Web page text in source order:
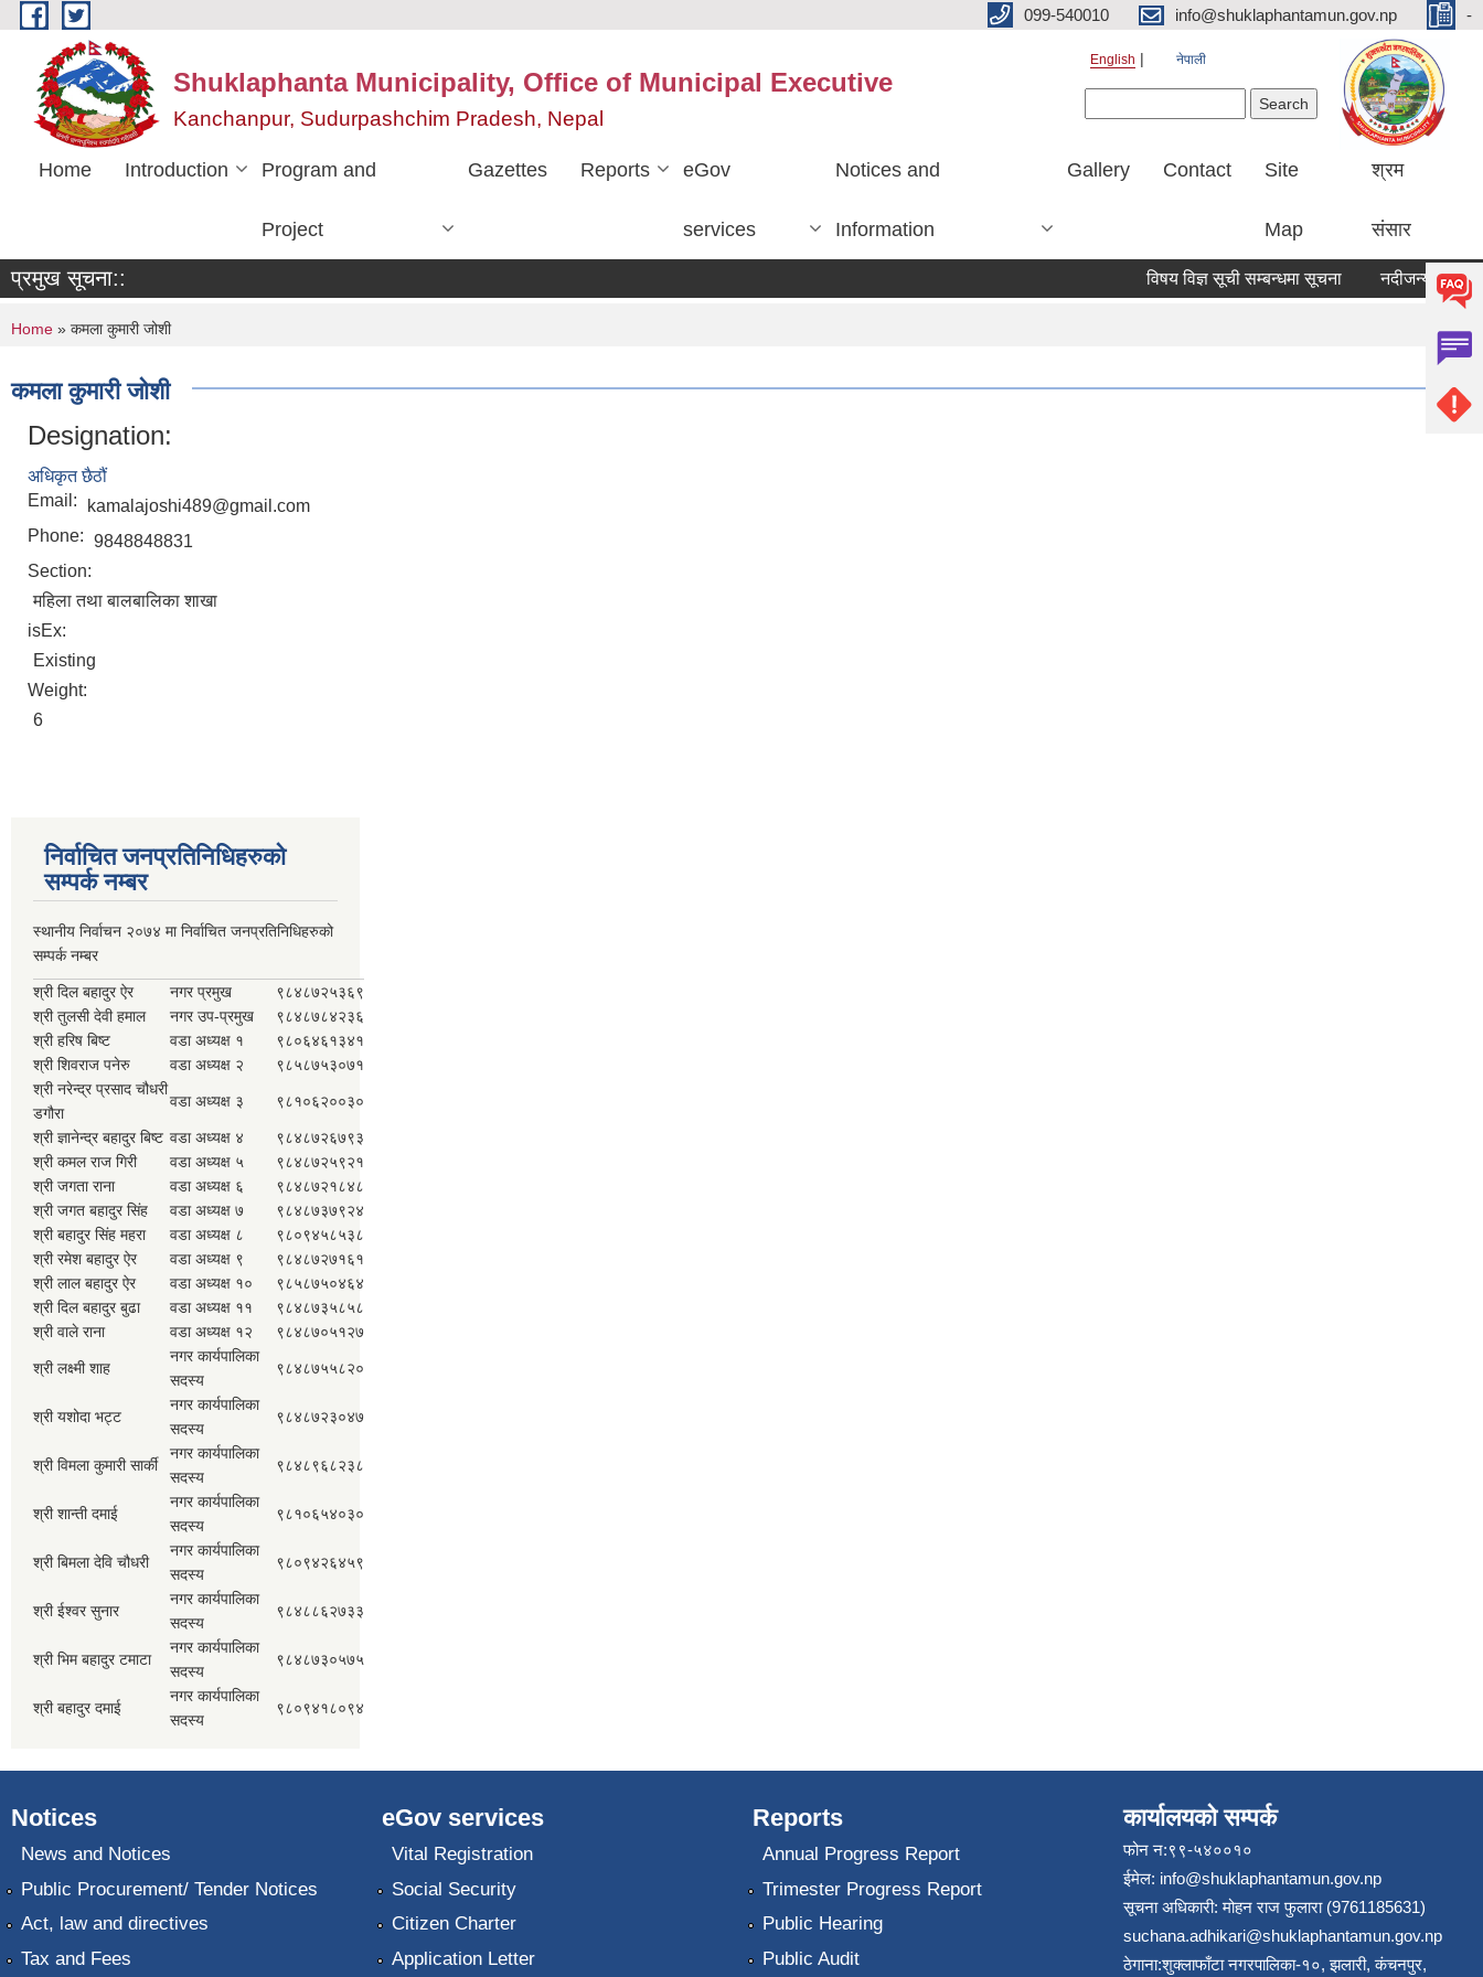
Skip to main content 099-540010 info@shuklaphantamun.gov.np -
Shuklaphanta Municipality, Office of Municipal Executive
Kanchanpur, Sudurpashchim Pradesh, Nepal
English नेपाली
Home Introduction Program and
Project
Gazettes Reports eGov
services
Notices and
Information
Gallery Contact Site
Map
श्रम
संसार
प्रमुख सूचना:: विषय विज्ञ सूची सम्बन्धमा सूचना नदीजन्य पदार्थ
You are here
Home » कमला कुमारी जोशी
कमला कुमारी जोशी
Designation:
अधिकृत छैठौं
Email:
kamalajoshi489@gmail.com
Phone: 9848848831
Section:
महिला तथा बालबालिका शाखा
isEx:
Existing
Weight:
6
निर्वाचित जनप्रतिनिधिहरुको
सम्पर्क नम्बर
स्थानीय निर्वाचन २०७४ मा निर्वाचित जनप्रतिनिधिहरुको
सम्पर्क नम्बर
श्री दिल बहादुर ऐर नगर प्रमुख
९८४८७२५३६९
श्री तुलसी देवी हमाल
नगर उप-प्रमुख
९८४८७८४२३६
श्री हरिष बिष्ट
वडा अध्यक्ष १
९८०६४६१३४१
श्री शिवराज पनेरु
वडा अध्यक्ष २
९८५८७५३०७१
श्री नरेन्द्र प्रसाद चौधरी
डगौरा
वडा अध्यक्ष ३ ९८१०६२००३०
श्री ज्ञानेन्द्र बहादुर बिष्ट वडा अध्यक्ष ४
९८४८७२६७९३
श्री कमल राज गिरी
वडा अध्यक्ष ५
९८४८७२५९२१
श्री जगता राना
वडा अध्यक्ष ६
९८४८७२१८४८
श्री जगत बहादुर सिंह
वडा अध्यक्ष ७
९८४८७३७९२४
श्री बहादुर सिंह महरा
वडा अध्यक्ष ८
९८०९४५८५३८
श्री रमेश बहादुर ऐर
वडा अध्यक्ष ९
९८४८७२७१६१
श्री लाल बहादुर ऐर
वडा अध्यक्ष १०
९८५८७५०४६४
श्री दिल बहादुर बुढा
वडा अध्यक्ष ११
९८४८७३५८५८
श्री वाले राना
वडा अध्यक्ष १२ ९८४८७०५१२७
श्री लक्ष्मी शाह
नगर कार्यपालिका
सदस्य
९८४८७५५८२०
श्री यशोदा भट्ट
नगर कार्यपालिका
सदस्य
९८४८७२३०४७
श्री विमला कुमारी सार्की
नगर कार्यपालिका
सदस्य
९८४८९६८२३८
श्री शान्ती दमाई
नगर कार्यपालिका
सदस्य
९८१०६५४०३०
श्री बिमला देवि चौधरी
नगर कार्यपालिका
सदस्य
९८०९४२६४५९
श्री ईश्वर सुनार
नगर कार्यपालिका
सदस्य
९८४८८६२७३३
श्री भिम बहादुर टमाटा
नगर कार्यपालिका
सदस्य
९८४८७३०५७५
श्री बहादुर दमाई
नगर कार्यपालिका
सदस्य
९८०९४१८०९४
Notices
News and Notices
Public Procurement/ Tender Notices
Act, law and directives
Tax and Fees
eGov services
Vital Registration
Social Security
Citizen Charter
Application Letter
Reports
Annual Progress Report
Trimester Progress Report
Public Hearing
Public Audit
कार्यालयको सम्पर्क
फोन न:९९-५४००१०
ईमेल: info@shuklaphantamun.gov.np
सूचना अधिकारी: मोहन राज फुलारा (9761185631)
suchana.adhikari@shuklaphantamun.gov.np
ठेगाना:शुक्लाफाँटा नगरपालिका-१०, झलारी, कंचनपुर,